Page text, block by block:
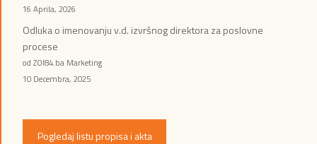
16 Aprila, 2026
Odluka o imenovanju v.d. izvršnog direktora za poslovne
procese
od ZOI84.ba Marketing
10 Decembra, 2025
Pogledaj listu propisa i akta